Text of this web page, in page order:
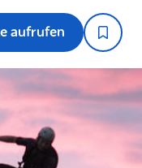
aufrufen